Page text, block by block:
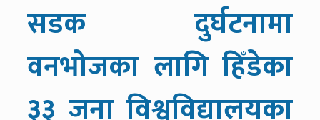
सडक दुर्घटनामा
वनभोजका लागि हिँडेका
३३ जना विश्वविद्यालयका